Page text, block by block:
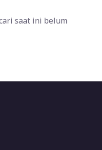
saat ini belum